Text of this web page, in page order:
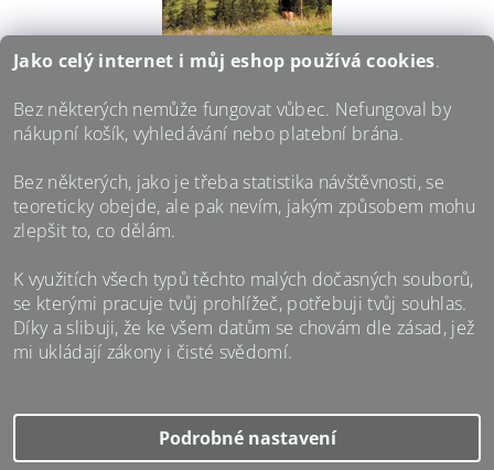
GRUZIE 3X JINAK (LIBEREC, 18.11.)
Nejnovější přednáška / stand-up Kuby Vengláře. Co
Gruzie? Sakra hodně a půlku z toho vám doma
stejně nebudou chtít věřit.
Jako celý internet i můj eshop používá cookies.
Bez některých nemůže fungovat vůbec. Nefungoval by
nákupní košík, vyhledávání nebo platební brána.
Bez některých, jako je třeba statistika návštěvnosti, se
teoreticky obejde, ale pak nevím, jakým způsobem mohu
zlepšit to, co dělám.
K využitích všech typů těchto malých dočasných souborů,
se kterými pracuje tvůj prohlížeč, potřebuji tvůj souhlas.
Díky a slibuji, že ke všem datům se chovám dle zásad, jež
mi ukládají zákony i čisté svědomí.
nastavení